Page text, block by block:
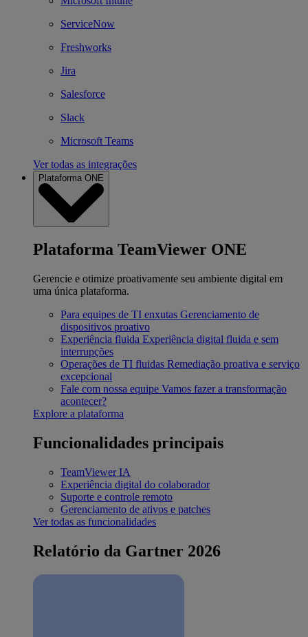
ServiceNow
Freshworks
Jira
Salesforce
Slack
Microsoft Teams
Ver todas as integrações
Plataforma ONE
Plataforma TeamViewer ONE
Gerencie e otimize proativamente seu ambiente digital em
uma única plataforma.
Para equipes de TI enxutas Gerenciamento de
dispositivos proativo
Experiência fluida Experiência digital fluida e sem
interrupções
Operações de TI fluidas Remediação proativa e serviço
excepcional
Fale com nossa equipe Vamos fazer a transformação
acontecer?
Explore a plataforma
Funcionalidades principais
TeamViewer IA
Experiência digital do colaborador
Suporte e controle remoto
Gerenciamento de ativos e patches
Ver todas as funcionalidades
Relatório da Gartner 2026